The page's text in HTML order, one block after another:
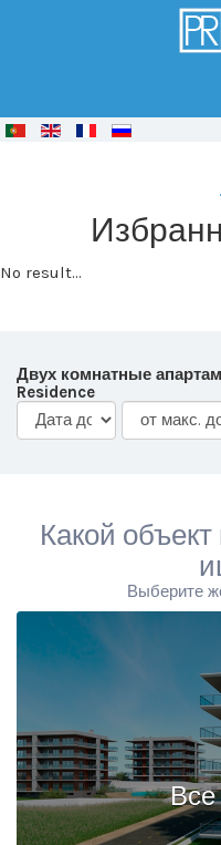
© FreeJoomla! 3 Modules
No result...
Двух комнатные
Residence
Какой
Выберите
Все